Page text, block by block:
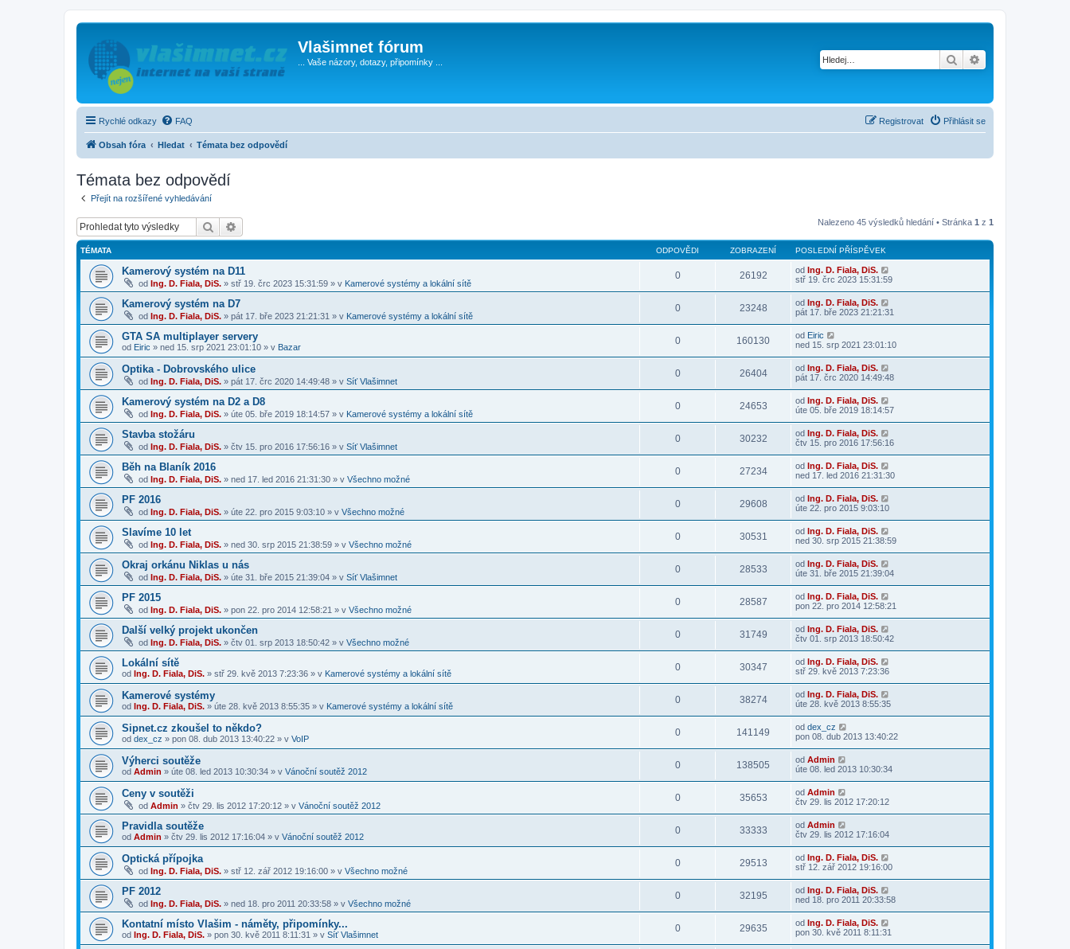
Vlašimnet fórum
... Vaše názory, dotazy, připomínky ... Hledat
Rychlé odkazy FAQ Přihlásit se
Registrovat
Obsah fóra Hledat Témata bez odpovědí
Témata bez odpovědí
Přejít na rozšířené vyhledávání
Hledat Nalezeno 45 výsledků hledání • Stránka 1 z 1
TÉMATA ODPOVĚDI ZOBRAZENÍ POSLEDNÍ PŘÍSPĚVEK
Kamerový systém na D11
od Ing. D. Fiala, DiS. » stř 19. črc 2023 15:31:59 » v Kamerové systémy a lokální sítě
0 26192 od Ing. D. Fiala, DiS.
stř 19. črc 2023 15:31:59
Kamerový systém na D7
od Ing. D. Fiala, DiS. » pát 17. bře 2023 21:21:31 » v Kamerové systémy a lokální sítě
0 23248 od Ing. D. Fiala, DiS.
pát 17. bře 2023 21:21:31
GTA SA multiplayer servery
od Eiric » ned 15. srp 2021 23:01:10 » v Bazar
0 160130 od Eiric
ned 15. srp 2021 23:01:10
Optika - Dobrovského ulice
od Ing. D. Fiala, DiS. » pát 17. črc 2020 14:49:48 » v Síť Vlašimnet
0 26404 od Ing. D. Fiala, DiS.
pát 17. črc 2020 14:49:48
Kamerový systém na D2 a D8
od Ing. D. Fiala, DiS. » úte 05. bře 2019 18:14:57 » v Kamerové systémy a lokální sítě
0 24653 od Ing. D. Fiala, DiS.
úte 05. bře 2019 18:14:57
Stavba stožáru
od Ing. D. Fiala, DiS. » čtv 15. pro 2016 17:56:16 » v Síť Vlašimnet
0 30232 od Ing. D. Fiala, DiS.
čtv 15. pro 2016 17:56:16
Běh na Blaník 2016
od Ing. D. Fiala, DiS. » ned 17. led 2016 21:31:30 » v Všechno možné
0 27234 od Ing. D. Fiala, DiS.
ned 17. led 2016 21:31:30
PF 2016
od Ing. D. Fiala, DiS. » úte 22. pro 2015 9:03:10 » v Všechno možné
0 29608 od Ing. D. Fiala, DiS.
úte 22. pro 2015 9:03:10
Slavíme 10 let
od Ing. D. Fiala, DiS. » ned 30. srp 2015 21:38:59 » v Všechno možné
0 30531 od Ing. D. Fiala, DiS.
ned 30. srp 2015 21:38:59
Okraj orkánu Niklas u nás
od Ing. D. Fiala, DiS. » úte 31. bře 2015 21:39:04 » v Síť Vlašimnet
0 28533 od Ing. D. Fiala, DiS.
úte 31. bře 2015 21:39:04
PF 2015
od Ing. D. Fiala, DiS. » pon 22. pro 2014 12:58:21 » v Všechno možné
0 28587 od Ing. D. Fiala, DiS.
pon 22. pro 2014 12:58:21
Další velký projekt ukončen
od Ing. D. Fiala, DiS. » čtv 01. srp 2013 18:50:42 » v Všechno možné
0 31749 od Ing. D. Fiala, DiS.
čtv 01. srp 2013 18:50:42
Lokální sítě
od Ing. D. Fiala, DiS. » stř 29. kvě 2013 7:23:36 » v Kamerové systémy a lokální sítě
0 30347 od Ing. D. Fiala, DiS.
stř 29. kvě 2013 7:23:36
Kamerové systémy
od Ing. D. Fiala, DiS. » úte 28. kvě 2013 8:55:35 » v Kamerové systémy a lokální sítě
0 38274 od Ing. D. Fiala, DiS.
úte 28. kvě 2013 8:55:35
Sipnet.cz zkoušel to někdo?
od dex_cz » pon 08. dub 2013 13:40:22 » v VoIP
0 141149 od dex_cz
pon 08. dub 2013 13:40:22
Výherci soutěže
od Admin » úte 08. led 2013 10:30:34 » v Vánoční soutěž 2012
0 138505 od Admin
úte 08. led 2013 10:30:34
Ceny v soutěži
od Admin » čtv 29. lis 2012 17:20:12 » v Vánoční soutěž 2012
0 35653 od Admin
čtv 29. lis 2012 17:20:12
Pravidla soutěže
od Admin » čtv 29. lis 2012 17:16:04 » v Vánoční soutěž 2012
0 33333 od Admin
čtv 29. lis 2012 17:16:04
Optická přípojka
od Ing. D. Fiala, DiS. » stř 12. zář 2012 19:16:00 » v Všechno možné
0 29513 od Ing. D. Fiala, DiS.
stř 12. zář 2012 19:16:00
PF 2012
od Ing. D. Fiala, DiS. » ned 18. pro 2011 20:33:58 » v Všechno možné
0 32195 od Ing. D. Fiala, DiS.
ned 18. pro 2011 20:33:58
Kontatní místo Vlašim - náměty, připomínky...
od Ing. D. Fiala, DiS. » pon 30. kvě 2011 8:11:31 » v Síť Vlašimnet
0 29635 od Ing. D. Fiala, DiS.
pon 30. kvě 2011 8:11:31